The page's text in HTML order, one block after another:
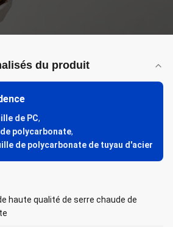
du produit
de PC,
polycarbonate,
de polycarbonate de tuyau d'acier
haute qualité de serre chaude de